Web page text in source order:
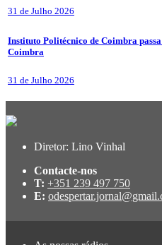
31 de Julho 2026
Instituto Politécnico de Coimbra
Coimbra
31 de Julho 2026
Diretor: Lino Vinhal
Contacte-nos
T: +351 239 497 750
E: